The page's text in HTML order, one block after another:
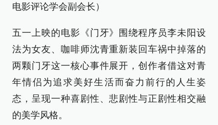
电影评论学会副会长）
五一上映的电影《门牙》围绕程序员李未阳设
法为女友、咖啡师沈青重新装回车祸中掉落的
两颗门牙这一核心事件展开，创作者借这对青
年情侣为追求美好生活而奋力前行的人生姿
态，呈现一种喜剧性、悲剧性与正剧性相交融
的美学风格。